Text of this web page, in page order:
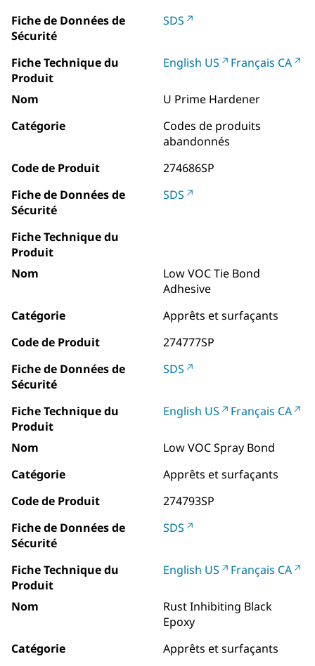
Fiche de Données de
Sécurité
SDS
Fiche Technique du
Produit
English US Français CA
Nom
U Prime Hardener
Catégorie
Codes de produits
abandonnés
Code de Produit
274686SP
Fiche de Données de
Sécurité
SDS
Fiche Technique du
Produit
Nom
Low VOC Tie Bond
Adhesive
Catégorie
Apprêts et surfaçants
Code de Produit
274777SP
Fiche de Données de
Sécurité
SDS
Fiche Technique du
Produit
English US Français CA
Nom
Low VOC Spray Bond
Catégorie
Apprêts et surfaçants
Code de Produit
274793SP
Fiche de Données de
Sécurité
SDS
Fiche Technique du
Produit
English US Français CA
Nom
Rust Inhibiting Black
Epoxy
Catégorie
Apprêts et surfaçants